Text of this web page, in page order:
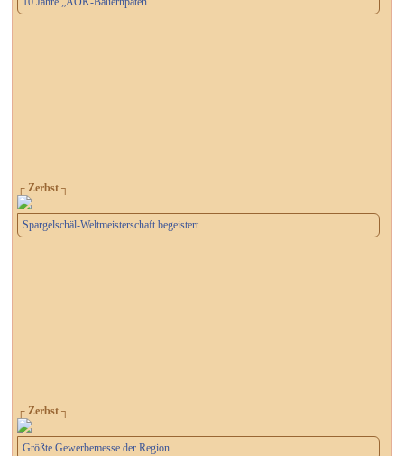
┌ Zerbst ┐
Spargelschäl-Weltmeisterschaft begeistert
┌ Zerbst ┐
Größte Gewerbemesse der Region